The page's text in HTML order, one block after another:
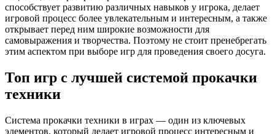
способствует развитию различных навыков у игрока, делает
игровой процесс более увлекательным и интересным, а также
открывает перед ним широкие возможности для
самовыражения и творчества. Поэтому не стоит пренебрегать
этим аспектом при выборе игр для проведения своего досуга.
Топ игр с лучшей системой прокачки
техники
Система прокачки техники в играх — один из ключевых
элементов, который делает игровой процесс интересным и